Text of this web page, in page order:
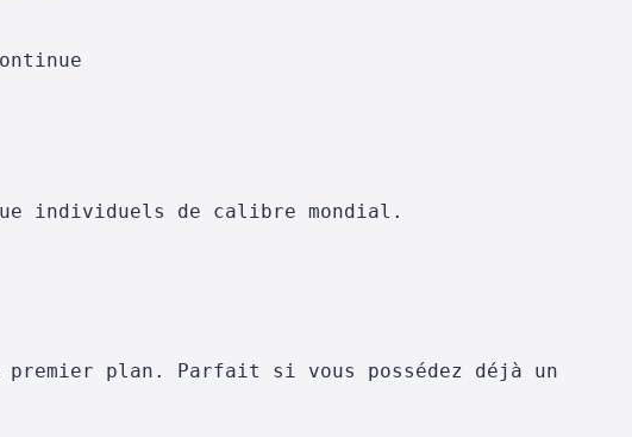
individuels de calibre mondial.
plan. Parfait si vous possédez déjà un